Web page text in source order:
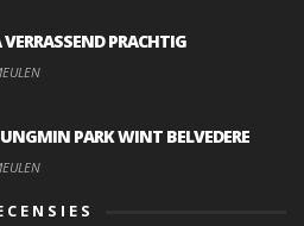
PRACHTIG
PARK WINT BELVEDERE